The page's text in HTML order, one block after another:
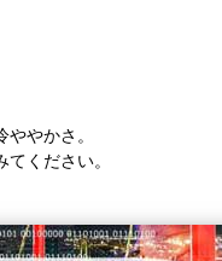
やかさ。
ください。